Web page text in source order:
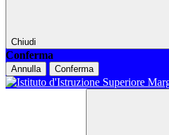
Chiudi
Conferma
Annulla Conferma